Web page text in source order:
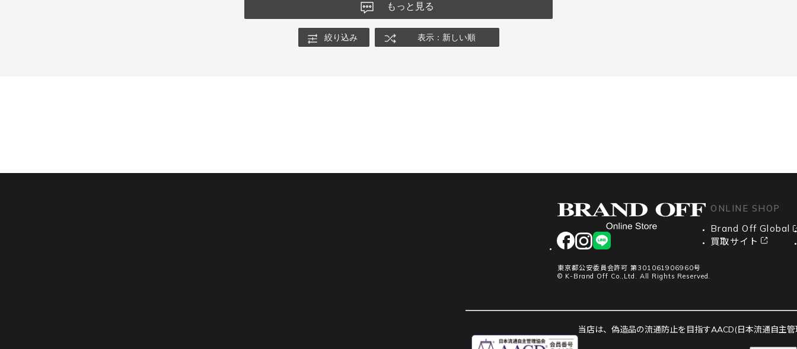
もっと見る
絞り込み 表示：新しい順
facebookinstagram
LINE
東京都公安委員会許可 第301061906960号
© K-Brand Off Co.,Ltd. All Rights Reserved.
ONLINE SHOP
Brand Off Global
買取サイト
当店は、偽造品の流通防止を目指すAACD(日本流通自主